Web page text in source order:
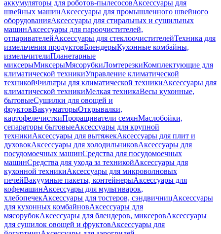
аккумуляторы для роботов-пылесосовАксессуары для
швейных машинАксессуары для промышленного швейного
оборудованияАксессуары для стиральных и сушильных
машинАксессуары для пароочистителей,
отпаривателейАксессуары для стеклоочистителейТехника для
измельчения продуктовБлендерыКухонные комбайны,
измельчителиПланетарные
миксерыМиксерыМясорубкиЛомтерезкиКомплектующие для
климатической техникиУправление климатической
техникойФильтры для климатической техникиАксессуары для
климатической техникиМелкая техникаВесы кухонные,
бытовыеСушилки для овощей и
фруктовВакууматорыОткрывалки,
картофелечисткиПроращиватели семянМаслобойки,
сепараторы бытовыеАксессуары для крупной
техникиАксессуары для вытяжекАксессуары для плит и
духовокАксессуары для холодильниковАксессуары для
посудомоечных машинСредства для посудомоечных
машинСредства для ухода за техникойАксессуары для
кухонной техникиАксессуары для микроволновых
печейВакуумные пакеты, контейнерыАксессуары для
кофемашинАксессуары для мультиварок,
хлебопечекАксессуары для тостеров, сэндвичницАксессуары
для кухонных комбайновАксессуары для
мясорубокАксессуары для блендеров, миксеровАксессуары
для сушилок овощей и фруктовАксессуары для